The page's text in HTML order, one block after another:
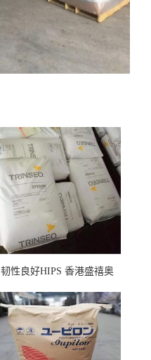
韧性良好HIPS 香港盛禧奥